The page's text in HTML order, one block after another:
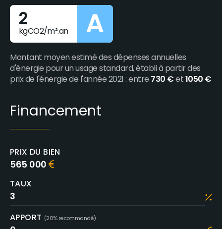
2
kgCO2/m².an A
Montant moyen estimé des dépenses annuelles
d'énergie pour un usage standard, établi à partir des
prix de l'énergie de l'année 2021 : entre730 €et1050 €
Financement
PRIX DU BIEN
565 000
TAUX
APPORT (20% recommandé)